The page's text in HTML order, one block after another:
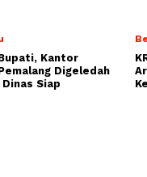
Kantor
Digeledah
Dinas Siap